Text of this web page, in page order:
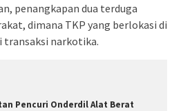
penangkapan dua terduga
dimana TKP yang berlokasi di
transaksi narkotika.
Pencuri Onderdil Alat Berat